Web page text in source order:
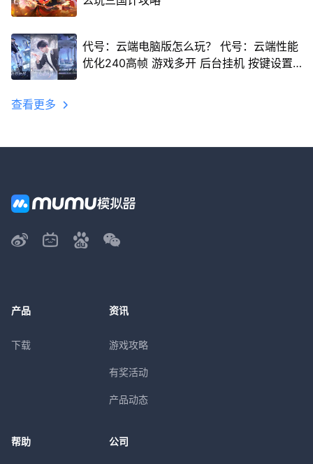
代号：云端电脑版怎么玩？ 代号：云端性能
优化240高帧 游戏多开 后台挂机 按键设置
查看更多
产品
下载
资讯
游戏攻略
有奖活动
产品动态
帮助 公司